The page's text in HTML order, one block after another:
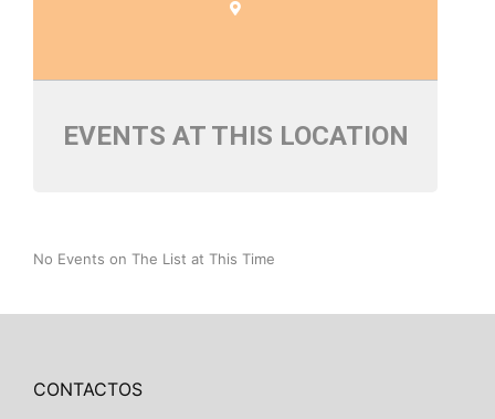
EVENTS AT THIS LOCATION
No Events on The List at This Time
CONTACTOS